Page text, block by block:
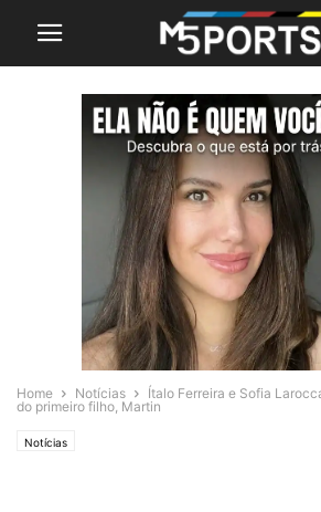
Home Notícias
Ítalo Ferreira e Sofia
do primeiro filho, Martin
Notícias